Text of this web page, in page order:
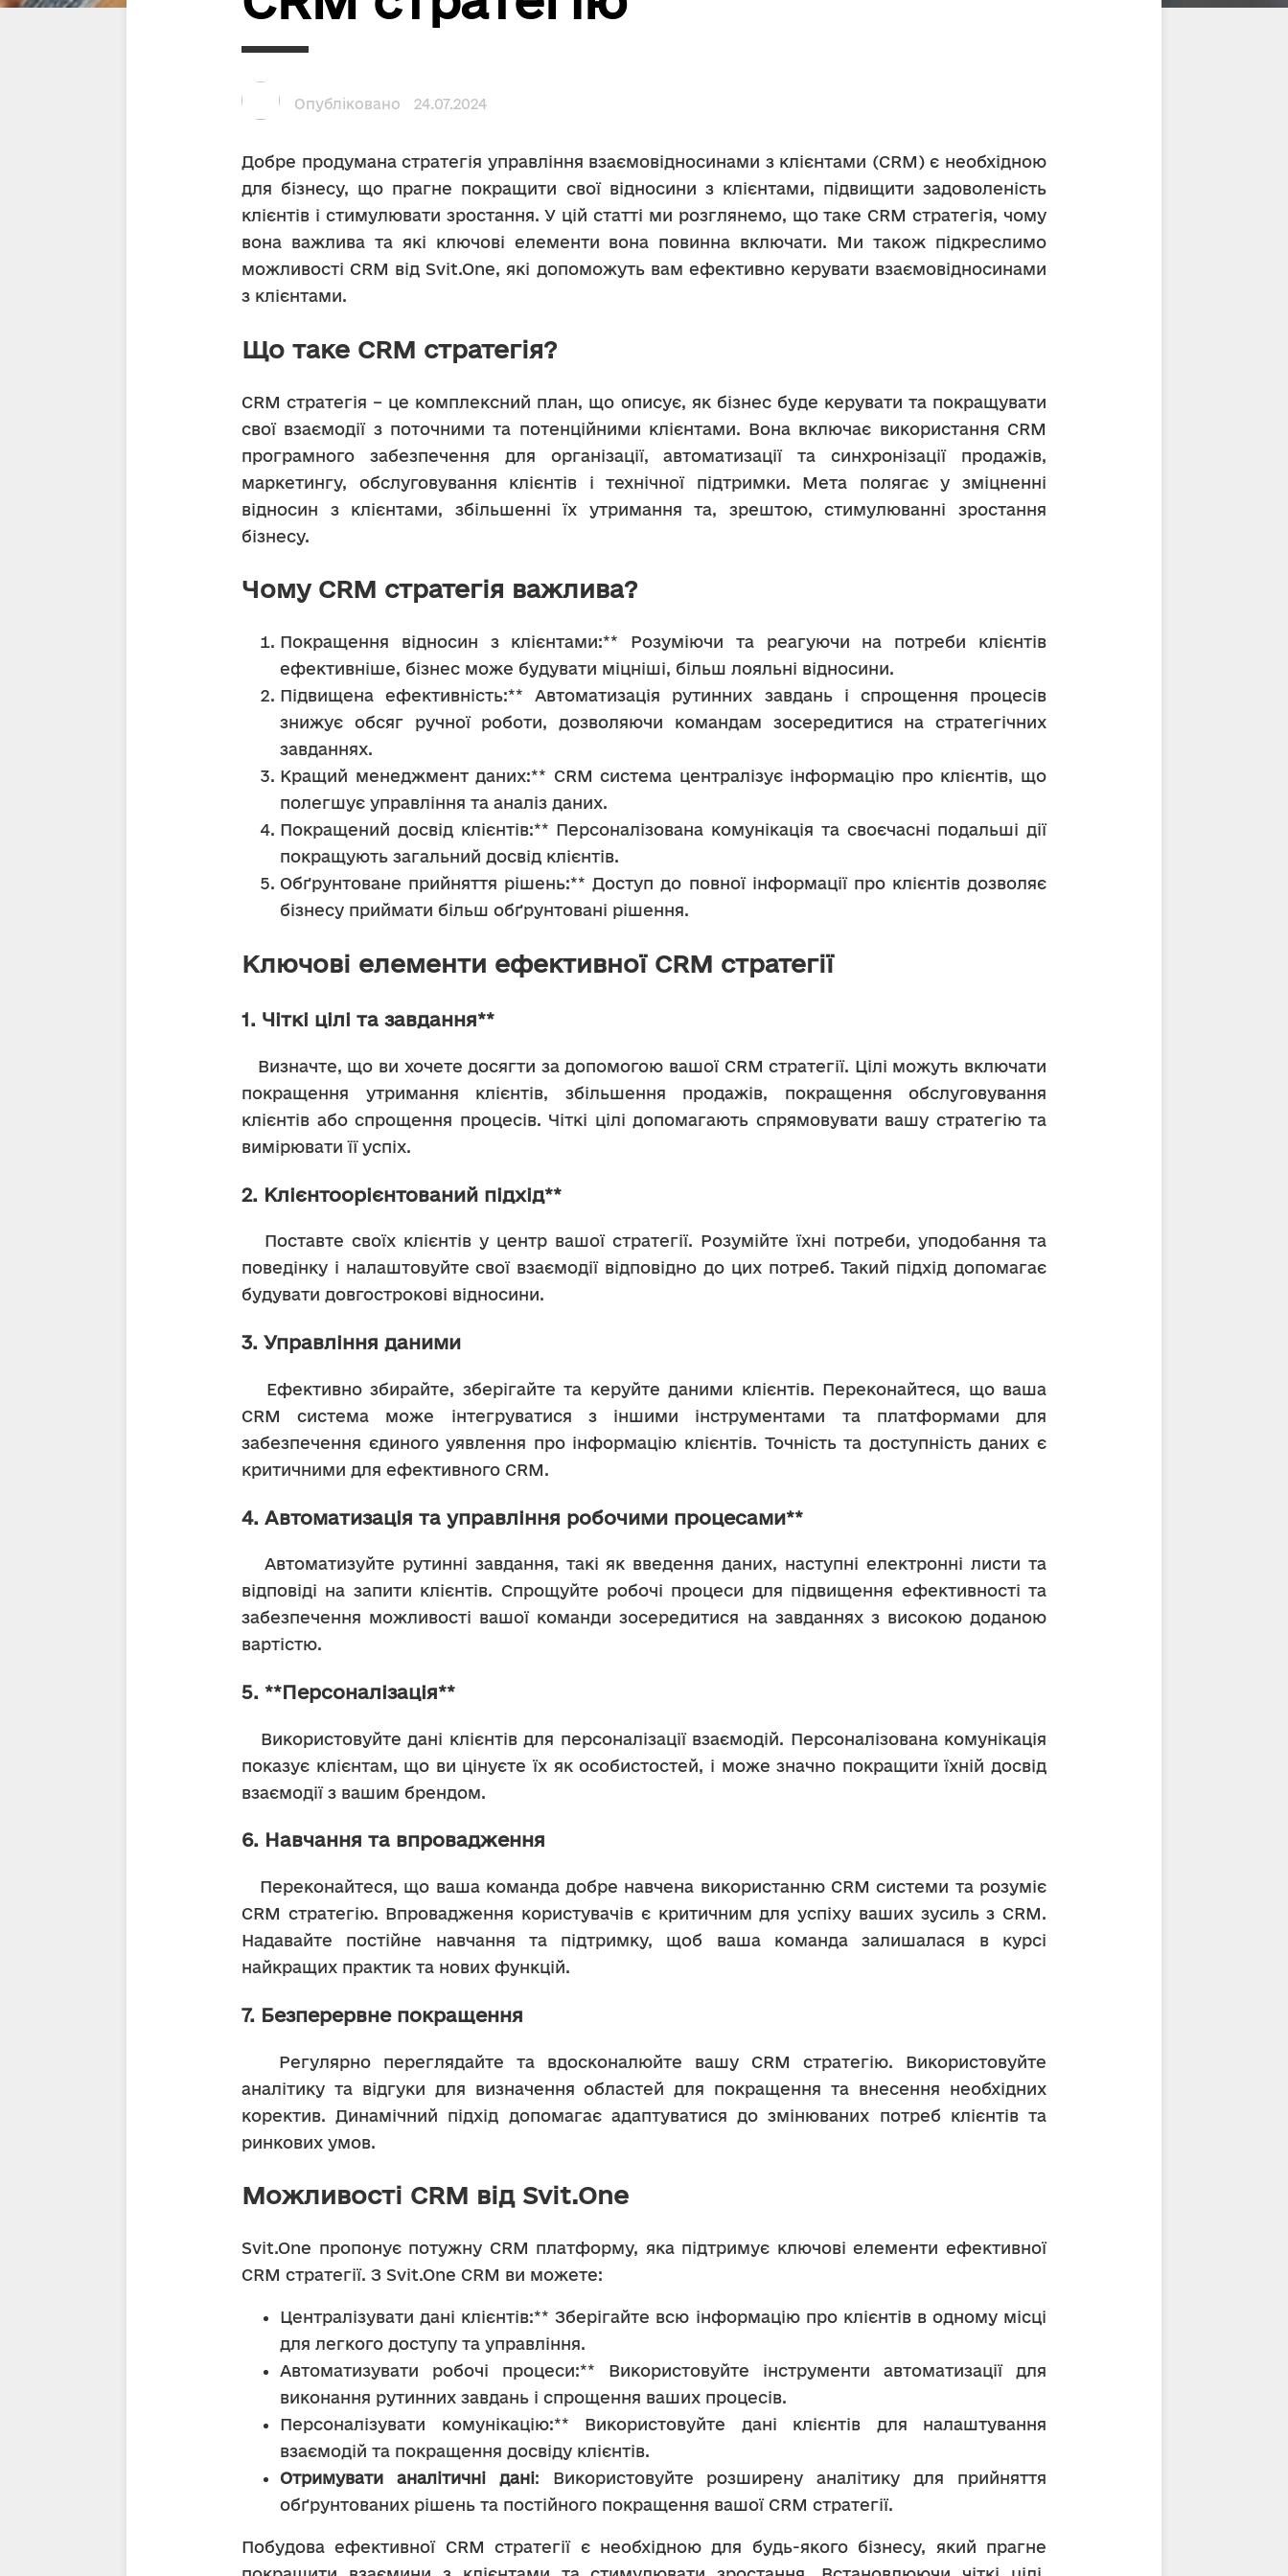
Опубліковано 24.07.2024
Добре продумана стратегія управління взаємовідносинами з клієнтами (CRM) є необхідною
для бізнесу, що прагне покращити свої відносини з клієнтами, підвищити задоволеність
клієнтів і стимулювати зростання. У цій статті ми розглянемо, що таке CRM стратегія, чому
вона важлива та які ключові елементи вона повинна включати. Ми також підкреслимо
можливості CRM від Svit.One, які допоможуть вам ефективно керувати взаємовідносинами
з клієнтами.
Що таке CRM стратегія?
CRM стратегія – це комплексний план, що описує, як бізнес буде керувати та покращувати
свої взаємодії з поточними та потенційними клієнтами. Вона включає використання CRM
програмного забезпечення для організації, автоматизації та синхронізації продажів,
маркетингу, обслуговування клієнтів і технічної підтримки. Мета полягає у зміцненні
відносин з клієнтами, збільшенні їх утримання та, зрештою, стимулюванні зростання
бізнесу.
Чому CRM стратегія важлива?
Покращення відносин з клієнтами:** Розуміючи та реагуючи на потреби клієнтів
ефективніше, бізнес може будувати міцніші, більш лояльні відносини.
Підвищена ефективність:** Автоматизація рутинних завдань і спрощення процесів
знижує обсяг ручної роботи, дозволяючи командам зосередитися на стратегічних
завданнях.
Кращий менеджмент даних:** CRM система централізує інформацію про клієнтів, що
полегшує управління та аналіз даних.
Покращений досвід клієнтів:** Персоналізована комунікація та своєчасні подальші дії
покращують загальний досвід клієнтів.
Обґрунтоване прийняття рішень:** Доступ до повної інформації про клієнтів дозволяє
бізнесу приймати більш обґрунтовані рішення.
Ключові елементи ефективної CRM стратегії
1. Чіткі цілі та завдання**
покращення утримання клієнтів, збільшення продажів, покращення обслуговування
клієнтів або спрощення процесів. Чіткі цілі допомагають спрямовувати вашу стратегію та
вимірювати її успіх.
2. Клієнтоорієнтований підхід**
поведінку і налаштовуйте свої взаємодії відповідно до цих потреб. Такий підхід допомагає
будувати довгострокові відносини.
3. Управління даними
CRM система може інтегруватися з іншими інструментами та платформами для
забезпечення єдиного уявлення про інформацію клієнтів. Точність та доступність даних є
критичними для ефективного CRM.
4. Автоматизація та управління робочими процесами**
відповіді на запити клієнтів. Спрощуйте робочі процеси для підвищення ефективності та
забезпечення можливості вашої команди зосередитися на завданнях з високою доданою
вартістю.
5. **Персоналізація**
показує клієнтам, що ви цінуєте їх як особистостей, і може значно покращити їхній досвід
взаємодії з вашим брендом.
6. Навчання та впровадження
CRM стратегію. Впровадження користувачів є критичним для успіху ваших зусиль з CRM.
Надавайте постійне навчання та підтримку, щоб ваша команда залишалася в курсі
найкращих практик та нових функцій.
7. Безперервне покращення
аналітику та відгуки для визначення областей для покращення та внесення необхідних
коректив. Динамічний підхід допомагає адаптуватися до змінюваних потреб клієнтів та
ринкових умов.
Можливості CRM від Svit.One
Svit.One пропонує потужну CRM платформу, яка підтримує ключові елементи ефективної
CRM стратегії. З Svit.One CRM ви можете:
Централізувати дані клієнтів:** Зберігайте всю інформацію про клієнтів в одному місці
для легкого доступу та управління.
Автоматизувати робочі процеси:** Використовуйте інструменти автоматизації для
виконання рутинних завдань і спрощення ваших процесів.
Персоналізувати комунікацію:** Використовуйте дані клієнтів для налаштування
взаємодій та покращення досвіду клієнтів.
Отримувати аналітичні дані: Використовуйте розширену аналітику для прийняття
обґрунтованих рішень та постійного покращення вашої CRM стратегії.
Побудова ефективної CRM стратегії є необхідною для будь-якого бізнесу, який прагне